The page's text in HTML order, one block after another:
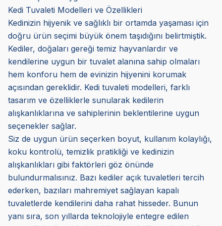
Kedi Tuvaleti Modelleri ve Özellikleri
Kedinizin hijyenik ve sağlıklı bir ortamda yaşaması için
doğru ürün seçimi büyük önem taşıdığını belirtmiştik.
Kediler, doğaları gereği temiz hayvanlardır ve
kendilerine uygun bir tuvalet alanına sahip olmaları
hem konforu hem de evinizin hijyenini korumak
açısından gereklidir. Kedi tuvaleti modelleri, farklı
tasarım ve özelliklerle sunularak kedilerin
alışkanlıklarına ve sahiplerinin beklentilerine uygun
seçenekler sağlar.
Siz de uygun ürün seçerken boyut, kullanım kolaylığı,
koku kontrolü, temizlik pratikliği ve kedinizin
alışkanlıkları gibi faktörleri göz önünde
bulundurmalısınız. Bazı kediler açık tuvaletleri tercih
ederken, bazıları mahremiyet sağlayan kapalı
tuvaletlerde kendilerini daha rahat hisseder. Bunun
yanı sıra, son yıllarda teknolojiyle entegre edilen